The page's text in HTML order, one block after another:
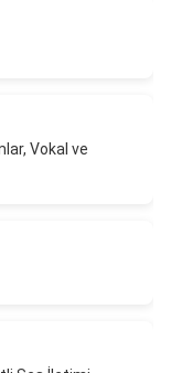
Vokal ve